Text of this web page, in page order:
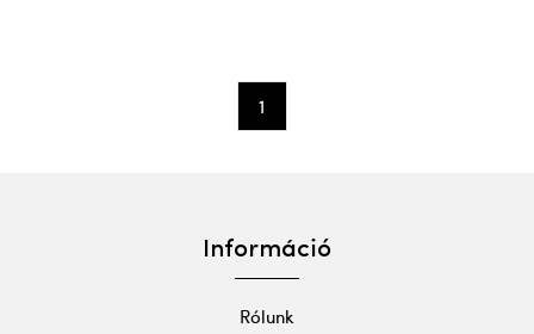
1
Információ
Rólunk